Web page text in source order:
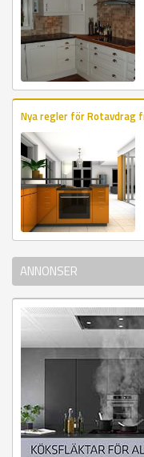
Nya regler för Rotavdrag
ANNONSER